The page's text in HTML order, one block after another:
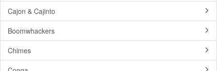
Cajon & Cajinto
Boomwhackers
Chimes